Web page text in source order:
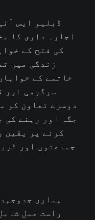
ڈبلیو ایس
اجارہ داری کا
کی فتح کے
زندگی میں
خاتمے کے
سرگرمی اور
دوسرے تعاون کو
جگہ اور رہنے کی
کرنے پر یقین
جماعتوں اور
ہماری
راست عمل